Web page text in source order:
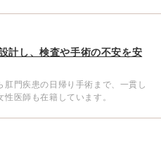
計し、検査や手術の不安を安
肛門疾患の日帰り手術まで、一貫し
医師も在籍しています。